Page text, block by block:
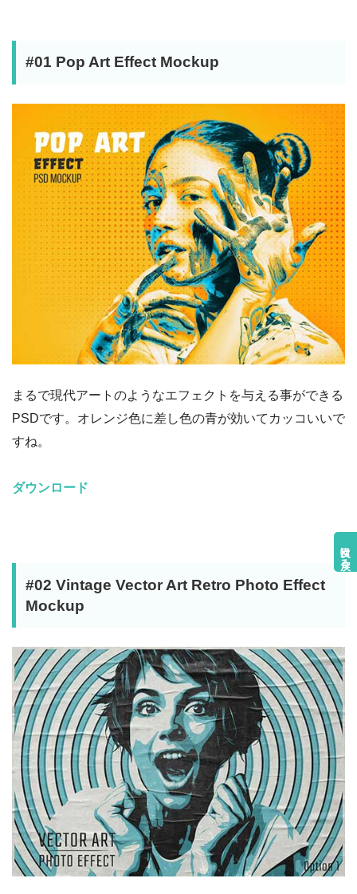
目次に戻る
#01 Pop Art Effect Mockup
まるで現代アートのようなエフェクトを与える事ができる
PSDです。オレンジ色に差し色の青が効いてカッコいいで
すね。
ダウンロード
#02 Vintage Vector Art Retro Photo Effect
Mockup